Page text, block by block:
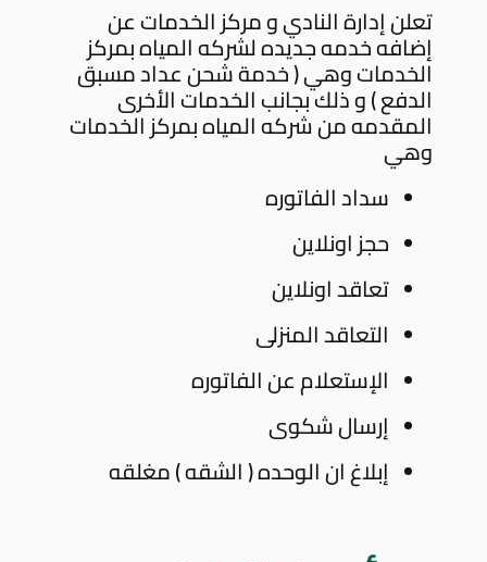
تعلن إدارة النادي و مركز الخدمات عن
إضافه خدمه جديده لشركه المياه بمركز
الخدمات وهي ( خدمة شحن عداد مسبق
الدفع ) و ذلك بجانب الخدمات الأخرى
المقدمه من شركه المياه بمركز الخدمات
وهي
سداد الفاتوره
حجز اونلاين
تعاقد اونلاين
التعاقد المنزلى
الإستعلام عن الفاتوره
إرسال شكوى
إبلاغ ان الوحده ( الشقه ) مغلقه